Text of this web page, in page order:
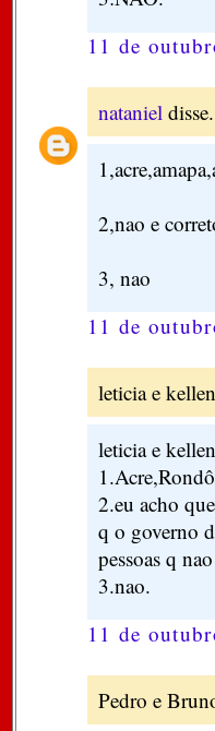
11 de
nataniel
2,nao e
3, nao
11 de
leticia e
leticia e
2.eu acho
q o governo
pessoas q
3.nao.
11 de
Pedro e